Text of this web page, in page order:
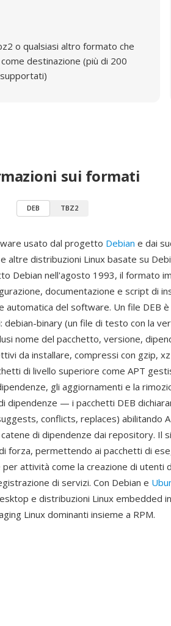
o qualsiasi altro formato che
destinazione (più di 200
sui formati
DEB TBZ2
usato dal progetto Debian e dai
altre distribuzioni Linux basate su
Debian nell'agosto 1993, il formato
documentazione e script di
del software. Un file DEB è
binary (un file di testo con la
nome del pacchetto, versione,
da installare, compressi con gzip,
di livello superiore come APT
gli aggiornamenti e la
dipendenze — i pacchetti DEB
conflicts, replaces) abilitando
di dipendenze dai repository. Il
forza, permettendo ai pacchetti di
attività come la creazione di utenti
di servizi. Con Debian e
e distribuzioni Linux embedded
Linux dominanti insieme a RPM.